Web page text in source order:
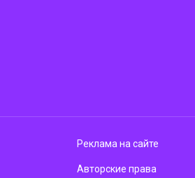
Реклама на сайте
Авторские права